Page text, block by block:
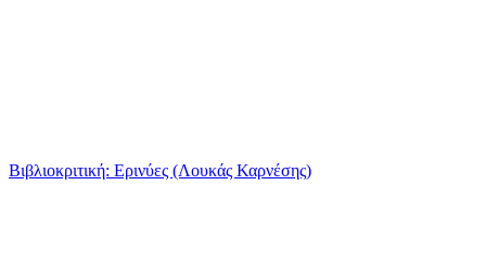
Βιβλιοκριτική: Ερινύες (Λουκάς Καρνέσης)